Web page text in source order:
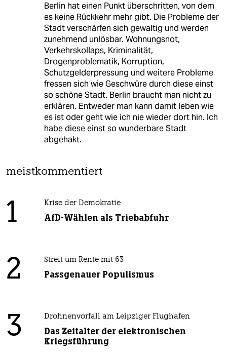
Berlin hat einen Punkt überschritten, von dem
es keine Rückkehr mehr gibt. Die Probleme der
Stadt verschärfen sich gewaltig und werden
zunehmend unlösbar. Wohnungsnot,
Verkehrskollaps, Kriminalität,
Drogenproblematik, Korruption,
Schutzgelderpressung und weitere Probleme
fressen sich wie Geschwüre durch diese einst
so schöne Stadt. Berlin braucht man nicht zu
erklären. Entweder man kann damit leben wie
es ist oder geht wie ich nie wieder dort hin. Ich
habe diese einst so wunderbare Stadt
abgehakt.
meistkommentiert
1 Krise der Demokratie
AfD-Wählen als Triebabfuhr
2 Streit um Rente mit 63
Passgenauer Populismus
3 Drohnenvorfall am Leipziger Flughafen
Das Zeitalter der elektronischen
Kriegsführung